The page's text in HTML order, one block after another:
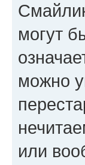
могут
можно
или